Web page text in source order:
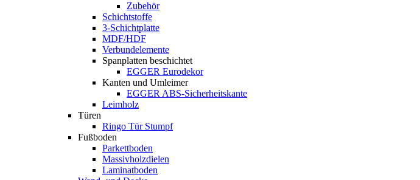
Zubehör
Schichtstoffe
3-Schichtplatte
MDF/HDF
Verbundelemente
Spanplatten beschichtet
EGGER Eurodekor
Kanten und Umleimer
EGGER ABS-Sicherheitskante
Leimholz
Türen
Ringo Tür Stumpf
Fußboden
Parkettboden
Massivholzdielen
Laminatboden